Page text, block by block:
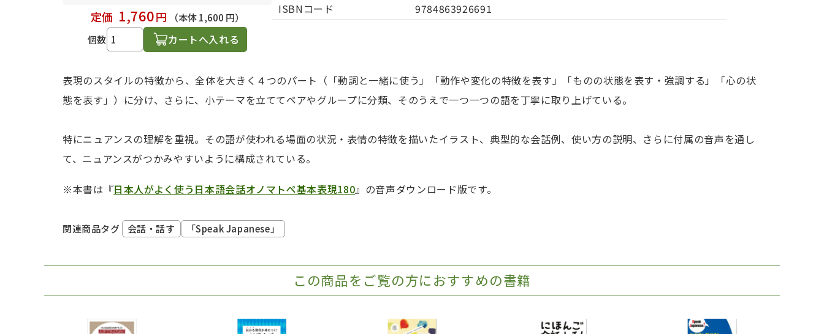
定価 1,760円
（本体 1,600 円）
個数
カートへ入れる
ISBNコード
9784863926691
表現のスタイルの特徴から、全体を大きく４つのパート（「動詞と一緒に使う」「動作や変化の特徴を表す」「ものの状態を表す・強調する」「心の状
態を表す」）に分け、さらに、小テーマを立ててペアやグループに分類、そのうえで一つ一つの語を丁寧に取り上げている。
特にニュアンスの理解を重視。その語が使われる場面の状況・表情の特徴を描いたイラスト、典型的な会話例、使い方の説明、さらに付属の音声を通し
て、ニュアンスがつかみやすいように構成されている。
※本書は『日本人がよく使う日本語会話オノマトペ基本表現180』の音声ダウンロード版です。
関連商品タグ 会話・話す 「Speak Japanese」
この商品をご覧の方におすすめの書籍